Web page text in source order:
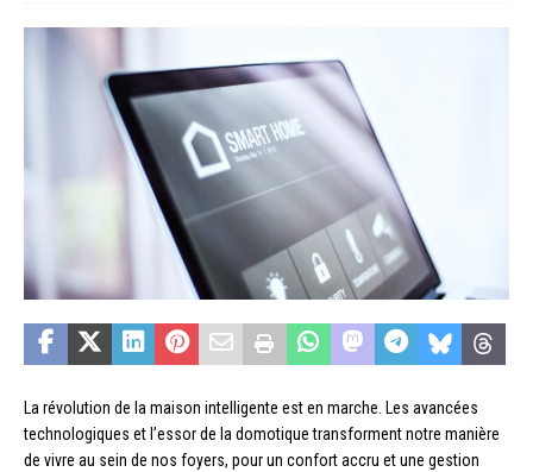
La révolution de la maison intelligente est en marche. Les avancées
technologiques et l’essor de la domotique transforment notre manière
de vivre au sein de nos foyers, pour un confort accru et une gestion